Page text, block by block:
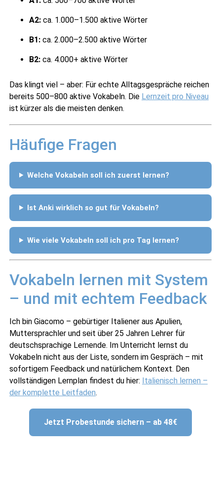
A2:ca. 1.000–1.500 aktive Wörter
B1:ca. 2.000–2.500 aktive Wörter
B2:ca. 4.000+ aktive Wörter
Das klingt viel – aber: Für echte Alltagsgespräche reichen
bereits 500–800 aktive Vokabeln. Die Lernzeit pro Niveau
ist kürzer als die meisten denken.
Häufige Fragen
Welche Vokabeln soll ich zuerst lernen?
Ist Anki wirklich so gut für Vokabeln?
Wie viele Vokabeln soll ich pro Tag lernen?
Vokabeln lernen mit System
– und mit echtem Feedback
Ich bin Giacomo – gebürtiger Italiener aus Apulien,
Muttersprachler und seit über 25 Jahren Lehrer für
deutschsprachige Lernende. Im Unterricht lernst du
Vokabeln nicht aus der Liste, sondern im Gespräch – mit
sofortigem Feedback und natürlichem Kontext. Den
vollständigen Lernplan findest du hier: Italienisch lernen –
der komplette Leitfaden.
Jetzt Probestunde sichern – ab 48€